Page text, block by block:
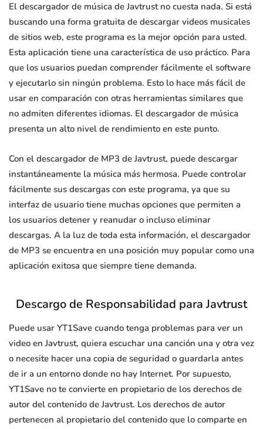
El descargador de música de Javtrust no cuesta nada. Si está
buscando una forma gratuita de descargar videos musicales
de sitios web, este programa es la mejor opción para usted.
Esta aplicación tiene una característica de uso práctico. Para
que los usuarios puedan comprender fácilmente el software
y ejecutarlo sin ningún problema. Esto lo hace más fácil de
usar en comparación con otras herramientas similares que
no admiten diferentes idiomas. El descargador de música
presenta un alto nivel de rendimiento en este punto.
Con el descargador de MP3 de Javtrust, puede descargar
instantáneamente la música más hermosa. Puede controlar
fácilmente sus descargas con este programa, ya que su
interfaz de usuario tiene muchas opciones que permiten a
los usuarios detener y reanudar o incluso eliminar
descargas. A la luz de toda esta información, el descargador
de MP3 se encuentra en una posición muy popular como una
aplicación exitosa que siempre tiene demanda.
Descargo de Responsabilidad para Javtrust
Puede usar YT1Save cuando tenga problemas para ver un
video en Javtrust, quiera escuchar una canción una y otra vez
o necesite hacer una copia de seguridad o guardarla antes
de ir a un entorno donde no hay Internet. Por supuesto,
YT1Save no te convierte en propietario de los derechos de
autor del contenido de Javtrust. Los derechos de autor
pertenecen al propietario del contenido que lo comparte en